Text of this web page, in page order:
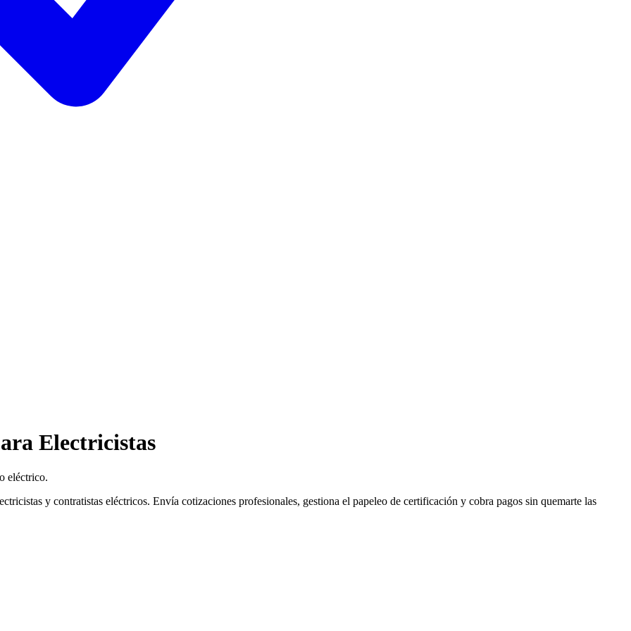
Electricistas
eléctrico.
y contratistas eléctricos. Envía cotizaciones profesionales, gestiona el papeleo de certificación y cobra pagos sin quemarte las